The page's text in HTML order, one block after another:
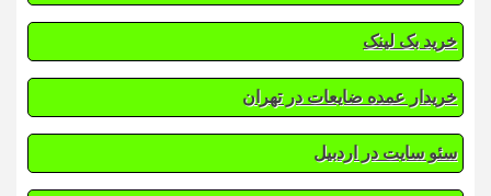
خرید بک لینک
خریدار عمده ضایعات در تهران
سئو سایت در اردبیل